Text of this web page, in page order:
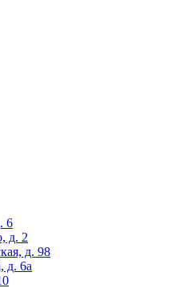
6
д. 2
д. 98
д. 6а